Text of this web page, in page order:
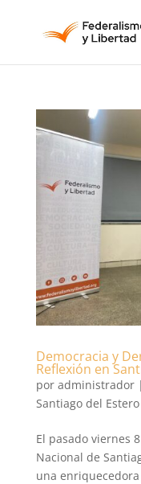
Democracia y
Reflexión en
por administrador|
Santiago del Estero
El pasado viernes
Nacional de
una